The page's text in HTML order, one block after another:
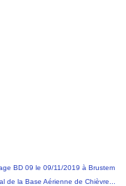
BD 09 le 09/11/2019 à Brustem
de la Base Aérienne de Chièvre...